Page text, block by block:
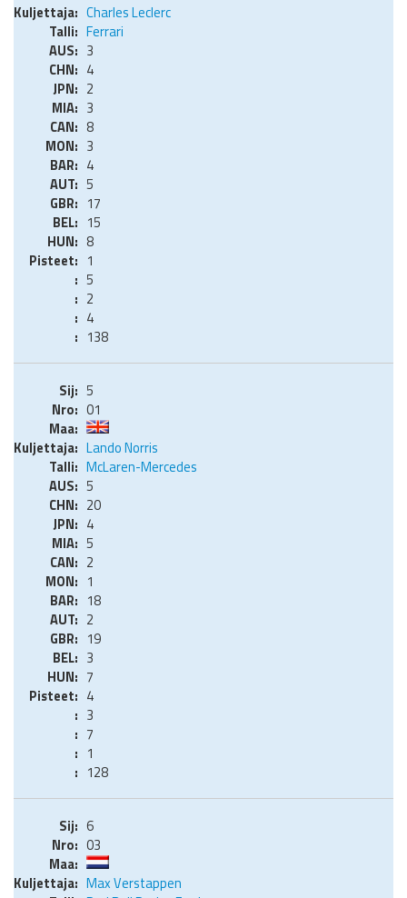
Charles Leclerc
Ferrari
3
4
2
3
8
3
4
5
17
15
8
1
5
2
4
138
5
01
Lando Norris
McLaren-Mercedes
5
20
4
5
2
1
18
2
19
3
7
4
3
7
1
128
6
03
Max Verstappen